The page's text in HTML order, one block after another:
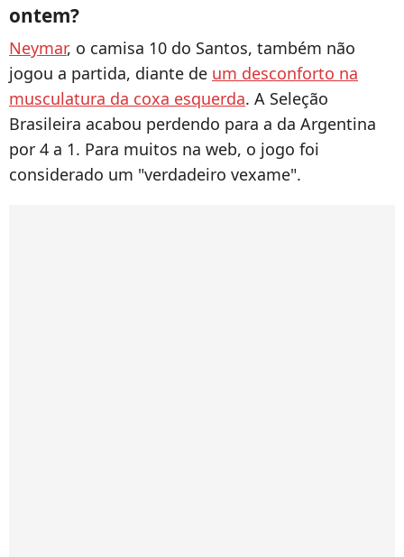
ontem?
Neymar, o camisa 10 do Santos, também não
jogou a partida, diante de um desconforto na
musculatura da coxa esquerda. A Seleção
Brasileira acabou perdendo para a da Argentina
por 4 a 1. Para muitos na web, o jogo foi
considerado um "verdadeiro vexame".